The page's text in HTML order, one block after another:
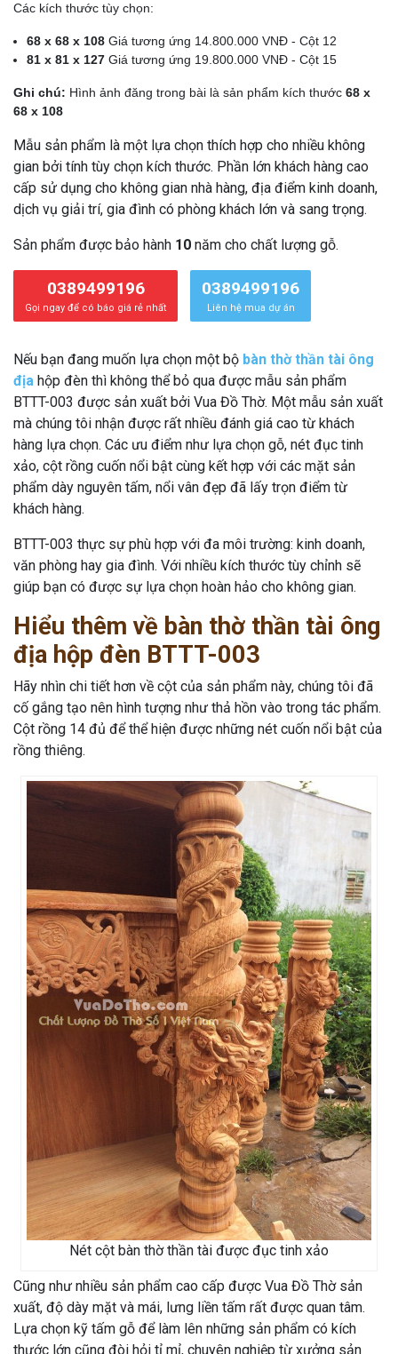
Các kích thước tùy chọn:
68 x 68 x 108 Giá tương ứng 14.800.000 VNĐ - Cột 12
81 x 81 x 127 Giá tương ứng 19.800.000 VNĐ - Cột 15
Ghi chú: Hình ảnh đăng trong bài là sản phẩm kích thước 68 x
68 x 108
Mẫu sản phẩm là một lựa chọn thích hợp cho nhiều không
gian bởi tính tùy chọn kích thước. Phần lớn khách hàng cao
cấp sử dụng cho không gian nhà hàng, địa điểm kinh doanh,
dịch vụ giải trí, gia đình có phòng khách lớn và sang trọng.
Sản phẩm được bảo hành 10 năm cho chất lượng gỗ.
0389499196
Gọi ngay để có báo giá rẻ nhất
0389499196
Liên hệ mua dự án
Nếu bạn đang muốn lựa chọn một bộ bàn thờ thần tài ông
địa hộp đèn thì không thể bỏ qua được mẫu sản phẩm
BTTT-003 được sản xuất bởi Vua Đồ Thờ. Một mẫu sản xuất
mà chúng tôi nhận được rất nhiều đánh giá cao từ khách
hàng lựa chọn. Các ưu điểm như lựa chọn gỗ, nét đục tinh
xảo, cột rồng cuốn nổi bật cùng kết hợp với các mặt sản
phẩm dày nguyên tấm, nổi vân đẹp đã lấy trọn điểm từ
khách hàng.
BTTT-003 thực sự phù hợp với đa môi trường: kinh doanh,
văn phòng hay gia đình. Với nhiều kích thước tùy chỉnh sẽ
giúp bạn có được sự lựa chọn hoàn hảo cho không gian.
Hiểu thêm về bàn thờ thần tài ông
địa hộp đèn BTTT-003
Hãy nhìn chi tiết hơn về cột của sản phẩm này, chúng tôi đã
cố gắng tạo nên hình tượng như thả hồn vào trong tác phẩm.
Cột rồng 14 đủ để thể hiện được những nét cuốn nổi bật của
rồng thiêng.
Nét cột bàn thờ thần tài được đục tinh xảo
Cũng như nhiều sản phẩm cao cấp được Vua Đồ Thờ sản
xuất, độ dày mặt và mái, lưng liền tấm rất được quan tâm.
Lựa chọn kỹ tấm gỗ để làm lên những sản phẩm có kích
thước lớn cũng đòi hỏi tỉ mỉ, chuyên nghiệp từ xưởng sản